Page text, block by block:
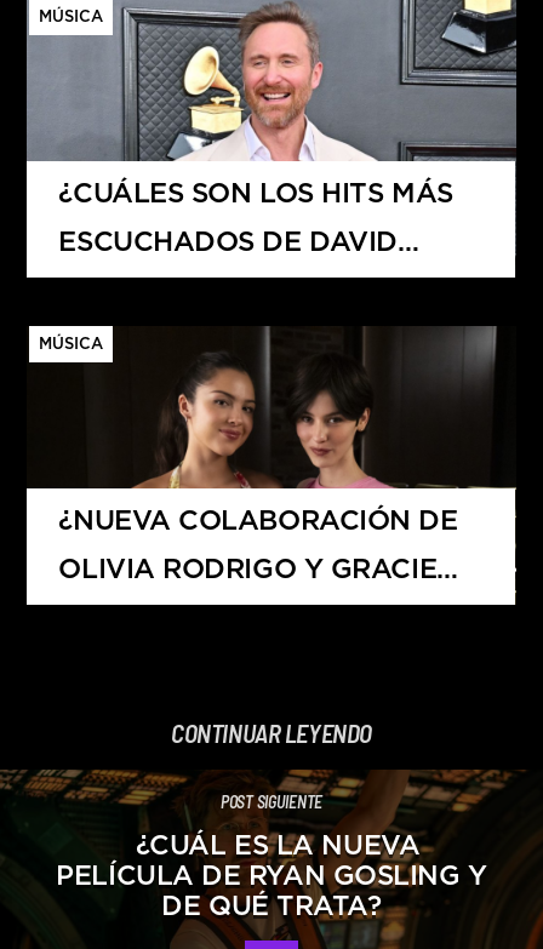
MÚSICA
¿CUÁLES SON LOS HITS MÁS
ESCUCHADOS DE DAVID
MÚSICA
¿NUEVA COLABORACIÓN DE
OLIVIA RODRIGO Y GRACIE
CONTINUAR LEYENDO
POST SIGUIENTE
¿CUÁL ES LA NUEVA
PELÍCULA DE RYAN GOSLING Y
DE QUÉ TRATA?